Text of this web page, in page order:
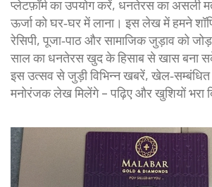
प्लेटफ़ॉर्म का उपयोग करें, धनतेरस का असली
ऊर्जा को घर‑घर में लाना। इस लेख में हमने
रेसिपी, पूजा‑पाठ और सामाजिक जुड़ाव को
साल का धनतेरस खुद के हिसाब से खास बना
इस उत्सव से जुड़ी विभिन्न खबरें,
मनोरंजक लेख मिलेंगे – पढ़िए और खुशियों भरा